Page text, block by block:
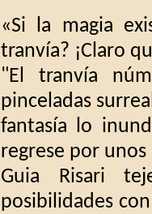
«Si la magia
tranvía? ¡Claro
"El tranvía
pinceladas
fantasía lo
regrese por
Guia Risari
posibilidades